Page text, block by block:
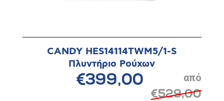
CANDY HES14114TWM5/1-S
Πλυντήριο Ρούχων
€399,00
€529,00